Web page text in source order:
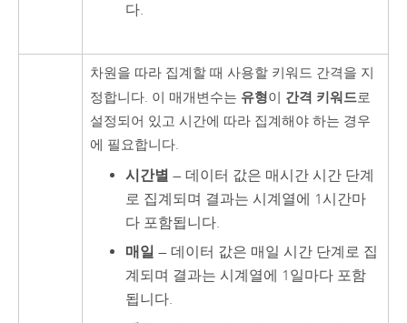
다.
차원을 따라 집계할 때 사용할 키워드 간격을 지
정합니다. 이 매개변수는 유형이 간격 키워드로
설정되어 있고 시간에 따라 집계해야 하는 경우
에 필요합니다.
시간별 — 데이터 값은 매시간 시간 단계
로 집계되며 결과는 시계열에 1시간마
다 포함됩니다.
매일 — 데이터 값은 매일 시간 단계로 집
계되며 결과는 시계열에 1일마다 포함
됩니다.